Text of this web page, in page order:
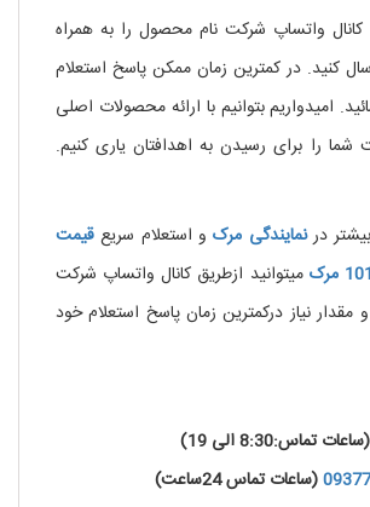
واتساپ شرکت نام محصول را به همراه
کنید. در کمترین زمان ممکن پاسخ استعلام
امیدواریم بتوانیم با ارائه محصولات اصلی
شما را برای رسیدن به اهدافتان یاری کنیم.
درنمایندگی مرکو استعلام سریع قیمت
میتوانید ازطریق کانال واتساپ شرکت
مقدار نیاز درکمترین زمان پاسخ استعلام خود
(ساعات تماس:8:30 الی 19)
(ساعات تماس 24ساعت)